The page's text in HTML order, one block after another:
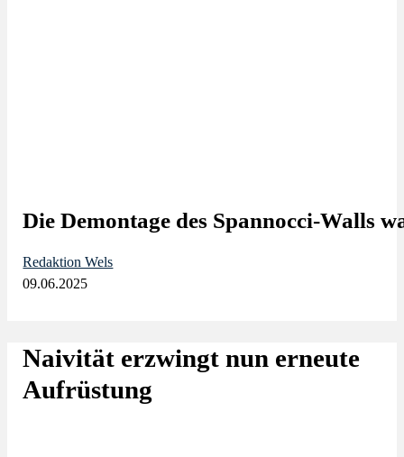
Die Demontage des Spannocci-Walls
Redaktion Wels
09.06.2025
Naivität erzwingt nun erneute
Aufrüstung